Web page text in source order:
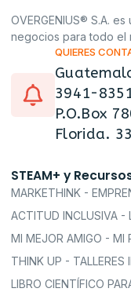
OVERGENIUS® S.A.
negocios para todo el
QUIERES
3941-
P.O.Box
Florida.
STEAM+ y
MARKETHINK -
ACTITUD INCLUSIVA -
MI MEJOR AMIGO - MI
THINK UP - TALLERES
LIBRO CIENTÍFICO